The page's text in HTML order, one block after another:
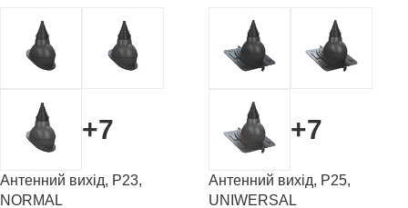
+7
Антенний вихід, P23,
NORMAL
+7
Антенний вихід, P25,
UNIWERSAL